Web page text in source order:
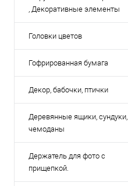
, Декоративные элементы
Головки цветов
Гофрированная бумага
Декор, бабочки, птички
Деревянные ящики, сундуки,
чемоданы
Держатель для фото с
прищепкой.